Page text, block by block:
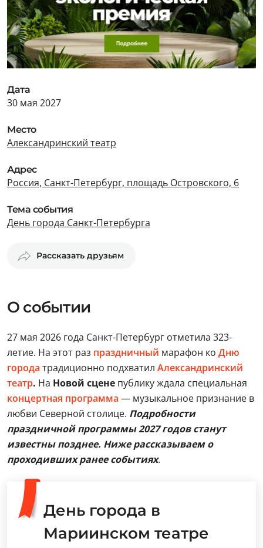
Дата
30 мая 2027
Место
Александринский театр
Адрес
Россия, Санкт-Петербург, площадь Островского, 6
Тема события
День города Санкт-Петербурга
Рассказать друзьям
О событии
27 мая 2026 года Санкт-Петербург отметила 323-
летие. На этот раз праздничный марафон ко Дню
города традиционно подхватил Александринский
театр. На Новой сцене публику ждала специальная
концертная программа — музыкальное признание в
любви Северной столице. Подробности
праздничной программы 2027 годов станут
известны позднее. Ниже рассказываем о
проходивших ранее событиях.
День города в
Мариинском театре